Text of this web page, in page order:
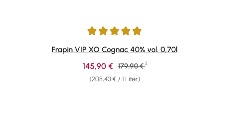
Durchschnittliche Bewertung von 4.95 von 5 Sternen
Frapin VIP XO Cognac 40% vol. 0,70l
(208,43 € / 1 Liter)
Verkaufspreis:
145,90 € Regulärer Preis:
179,90 € 1